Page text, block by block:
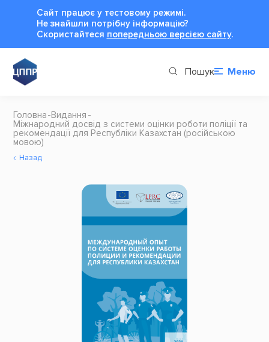
Сайт працює у тестовому режимі.
Не знайшли потрібну інформацію?
Cкористайтеся попередньою версією сайту.
Пошук Меню
Головна Видання
Міжнародний досвід з системи оцінки роботи поліції та
рекомендації для Республіки Казахстан (російською
мовою)
Назад